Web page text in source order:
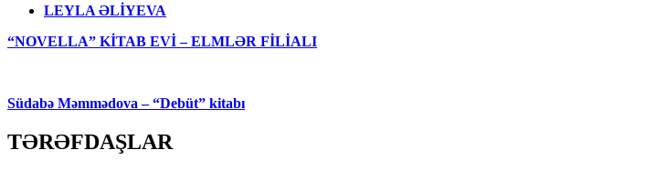
LEYLA ƏLİYEVA
“NOVELLA” KİTAB EVİ – ELMLƏR FİLİALI
Südabə Məmmədova – “Debüt” kitabı
TƏRƏFDAŞLAR